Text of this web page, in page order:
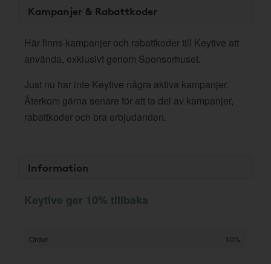
Kampanjer & Rabattkoder
Här finns kampanjer och rabattkoder till Keytive att
använda, exklusivt genom Sponsorhuset.
Just nu har inte Keytive några aktiva kampanjer.
Återkom gärna senare för att ta del av kampanjer,
rabattkoder och bra erbjudanden.
Information
Keytive ger 10% tillbaka
Order 10%